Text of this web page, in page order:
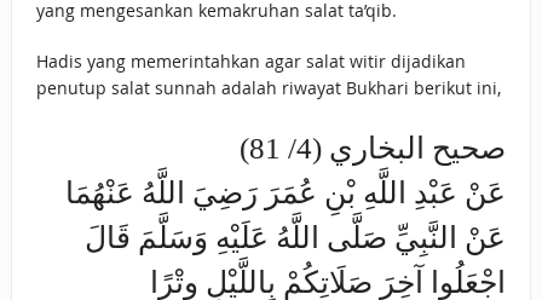
yang mengesankan kemakruhan salat ta’qib.
Hadis yang memerintahkan agar salat witir dijadikan
penutup salat sunnah adalah riwayat Bukhari berikut ini,
صحيح البخاري (4/ 81)
عَنْ عَبْدِ اللَّهِ بْنِ عُمَرَ رَضِيَ اللَّهُ عَنْهُمَا
عَنْ النَّبِيِّ صَلَّى اللَّهُ عَلَيْهِ وَسَلَّمَ قَالَ
اجْعَلُوا آخِرَ صَلَاتِكُمْ بِاللَّيْلِ وِتْرًا